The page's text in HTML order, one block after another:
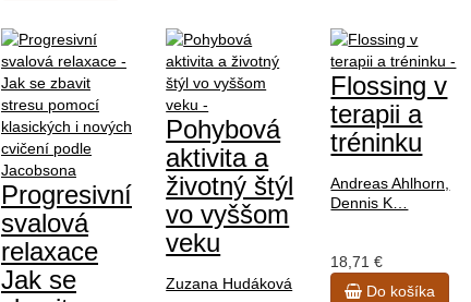
Progresivní
svalová
relaxace
Jak se
Pohybová
aktivita a
životný štýl
vo vyššom
veku
Zuzana Hudáková
Flossing v
terapii a
tréninku
Andreas Ahlhorn,
Dennis K…
18,71 €
Do košíka